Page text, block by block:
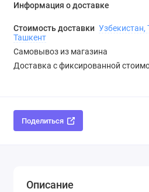
Информация о доставке
Стоимость доставки Узбекистан,
Ташкент
Самовывоз из магазина
Доставка с фиксированной
Поделиться
Описание